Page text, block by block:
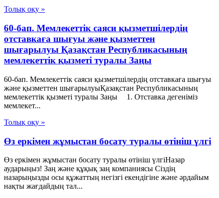
Толық оқу »
60-бап. Мемлекеттiк саяси қызметшiлердiң
отставкаға шығуы және қызметтен
шығарылуы Қазақстан Республикасының
мемлекеттік қызметі туралы Заңы
60-бап. Мемлекеттiк саяси қызметшiлердiң отставкаға шығуы
және қызметтен шығарылуыҚазақстан Республикасының
мемлекеттік қызметі туралы Заңы 1. Отставка дегенiмiз
мемлекет...
Толық оқу »
Өз еркімен жұмыстан босату туралы өтініш үлгі
Өз еркімен жұмыстан босату туралы өтініш үлгіНазар
аударыңыз! Заң және құқық заң компаниясы Сіздің
назарыңызды осы құжаттың негізгі екендігіне және әрдайым
нақты жағдайдың тал...